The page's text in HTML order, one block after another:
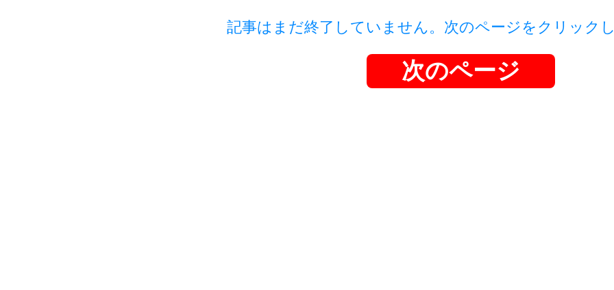
記事はまだ終了していません。次のページをクリック
次のページ